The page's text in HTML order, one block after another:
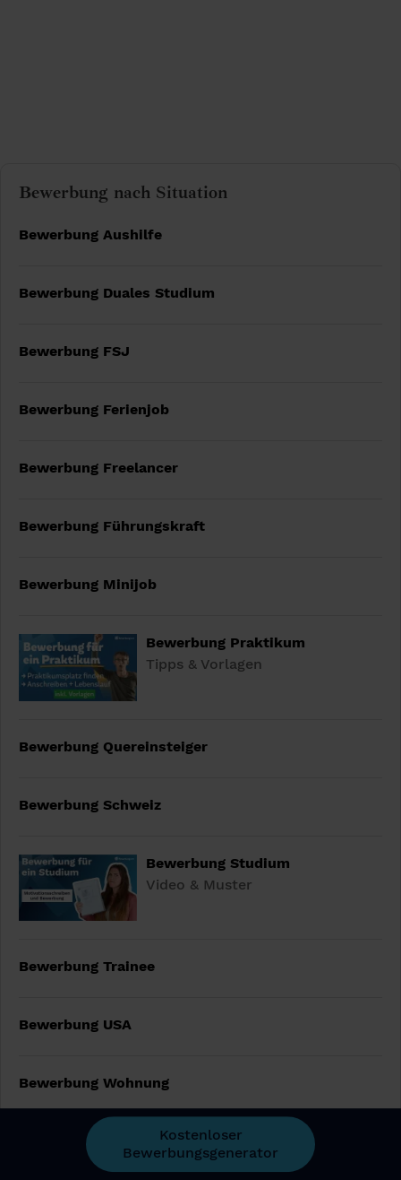
Bewerbung nach Situation
Bewerbung Aushilfe
Bewerbung Duales Studium
Bewerbung FSJ
Bewerbung Ferienjob
Bewerbung Freelancer
Bewerbung Führungskraft
Bewerbung Minijob
Bewerbung Praktikum
Tipps & Vorlagen
Bewerbung Quereinsteiger
Bewerbung Schweiz
Bewerbung Studium
Video & Muster
Bewerbung Trainee
Bewerbung USA
Bewerbung Wohnung
Bewerbung als Werkstudent
Kostenloser
Bewerbungsgenerator